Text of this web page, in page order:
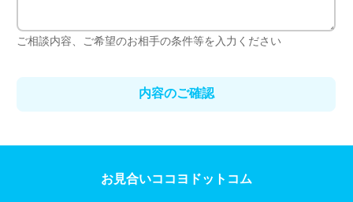
ご相談内容、ご希望のお相手の条件等を入力ください
お見合いココヨドットコム